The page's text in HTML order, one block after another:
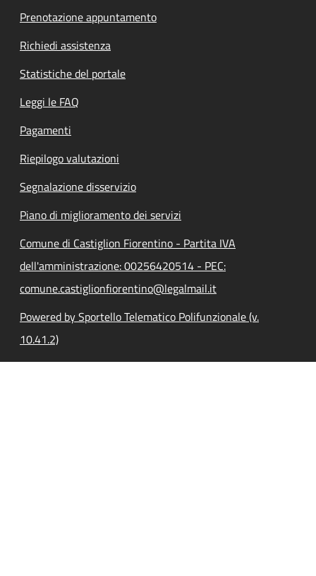
Prenotazione appuntamento
Richiedi assistenza
Statistiche del portale
Leggi le FAQ
Pagamenti
Riepilogo valutazioni
Segnalazione disservizio
Piano di miglioramento dei servizi
Comune di Castiglion Fiorentino - Partita IVA
dell'amministrazione: 00256420514 - PEC:
comune.castiglionfiorentino@legalmail.it
Powered by Sportello Telematico Polifunzionale (v.
10.41.2)